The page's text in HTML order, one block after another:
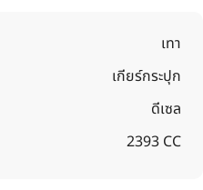
เทา
เกียร์กระปุก
ดีเซล
2393 CC